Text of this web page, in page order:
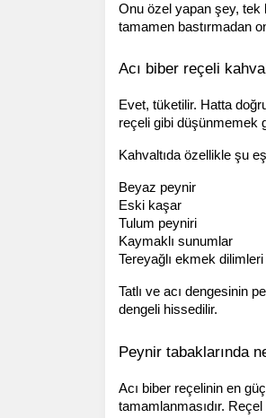
Onu özel yapan şey, tek
tamamen bastırmadan
Acı biber reçeli
Evet, tüketilir. Hatta
reçeli gibi düşünmemek
Kahvaltıda özellikle şu
Beyaz peynir
Eski kaşar
Tulum peyniri
Kaymaklı sunumlar
Tereyağlı ekmek dilimleri
Tatlı ve acı dengesinin
dengeli hissedilir.
Peynir tabaklarında
Acı biber reçelinin en
tamamlanmasıdır.